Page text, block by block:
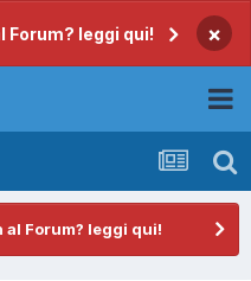
Forum? leggi qui! ×
al Forum? leggi qui!